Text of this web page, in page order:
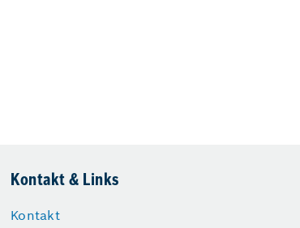
Kontakt & Links
Kontakt